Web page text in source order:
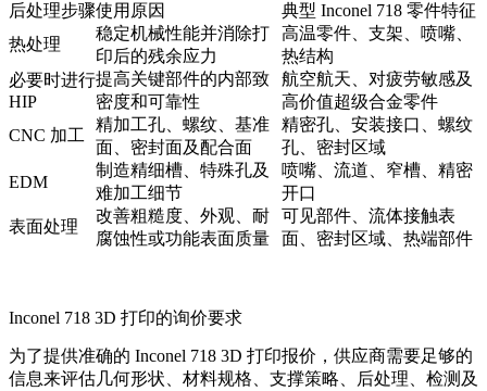
后处理步骤使用原因
典型 Inconel 718 零件特征
热处理
稳定机械性能并消除打
印后的残余应力
高温零件、支架、喷嘴、
热结构
必要时进行
HIP
提高关键部件的内部致
密度和可靠性
航空航天、对疲劳敏感及
高价值超级合金零件
CNC 加工
精加工孔、螺纹、基准
面、密封面及配合面
精密孔、安装接口、螺纹
孔、密封区域
EDM
制造精细槽、特殊孔及
难加工细节
喷嘴、流道、窄槽、精密
开口
表面处理
改善粗糙度、外观、耐
腐蚀性或功能表面质量
可见部件、流体接触表
面、密封区域、热端部件
Inconel 718 3D 打印的询价要求
为了提供准确的 Inconel 718 3D 打印报价，供应商需要足够的
信息来评估几何形状、材料规格、支撑策略、后处理、检测及